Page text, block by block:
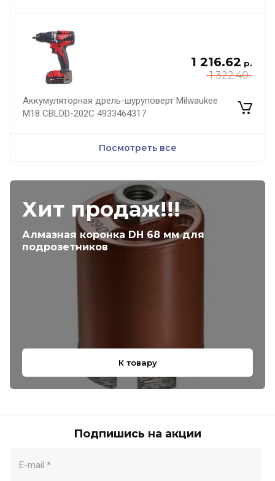
1 322.40
1 216.62 р.
Аккумуляторная дрель-шуруповерт Milwaukee
M18 CBLDD-202C 4933464317
Посмотреть все
Хит продаж!!!
Алмазная коронка DH 68 мм для
подрозетников
К товару
Подпишись на акции